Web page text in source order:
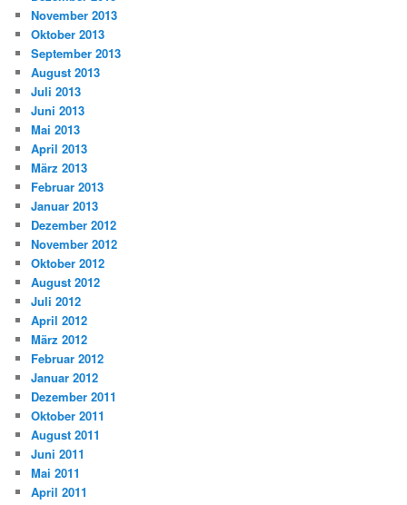
November 2013
Oktober 2013
September 2013
August 2013
Juli 2013
Juni 2013
Mai 2013
April 2013
März 2013
Februar 2013
Januar 2013
Dezember 2012
November 2012
Oktober 2012
August 2012
Juli 2012
April 2012
März 2012
Februar 2012
Januar 2012
Dezember 2011
Oktober 2011
August 2011
Juni 2011
Mai 2011
April 2011